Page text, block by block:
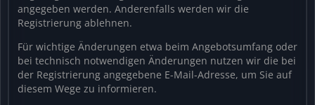
angegeben werden. Anderenfalls werden wir die
Registrierung ablehnen.
Für wichtige Änderungen etwa beim Angebotsumfang oder
bei technisch notwendigen Änderungen nutzen wir die bei
der Registrierung angegebene E-Mail-Adresse, um Sie auf
diesem Wege zu informieren.